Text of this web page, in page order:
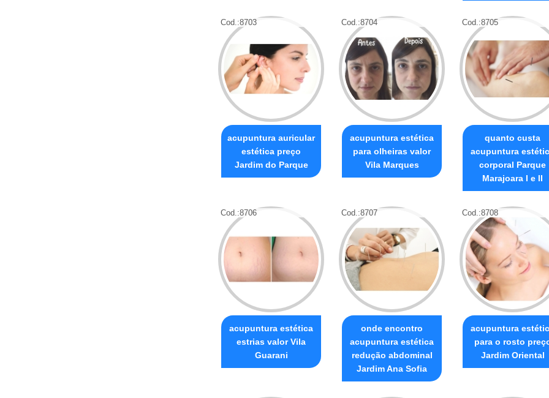
Cod.:8703
acupuntura auricular
estética preço
Jardim do Parque
Cod.:8704
acupuntura estética
para olheiras valor
Vila Marques
Cod.:8705
quanto custa
acupuntura
corporal Parque
Marajoara I e II
Cod.:8706
acupuntura estética
estrias valor Vila
Guarani
Cod.:8707
onde encontro
acupuntura estética
redução abdominal
Jardim Ana Sofia
Cod.:8708
acupuntura
para o rosto
Jardim Oriental